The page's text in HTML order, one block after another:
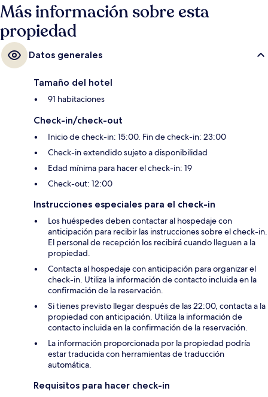
Más información sobre esta
propiedad
Datos generales
Tamaño del hotel
91 habitaciones
Check-in/check-out
Inicio de check-in: 15:00. Fin de check-in: 23:00
Check-in extendido sujeto a disponibilidad
Edad mínima para hacer el check-in: 19
Check-out: 12:00
Instrucciones especiales para el check-in
Los huéspedes deben contactar al hospedaje con
anticipación para recibir las instrucciones sobre el check-in.
El personal de recepción los recibirá cuando lleguen a la
propiedad.
Contacta al hospedaje con anticipación para organizar el
check-in. Utiliza la información de contacto incluida en la
confirmación de la reservación.
Si tienes previsto llegar después de las 22:00, contacta a la
propiedad con anticipación. Utiliza la información de
contacto incluida en la confirmación de la reservación.
La información proporcionada por la propiedad podría
estar traducida con herramientas de traducción
automática.
Requisitos para hacer check-in